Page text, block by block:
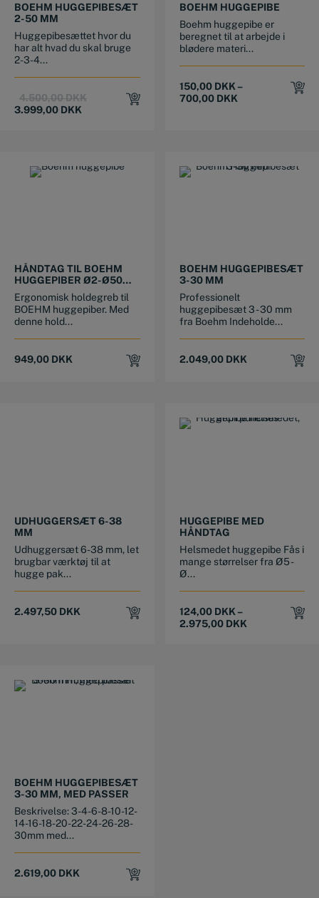
BOEHM HUGGEPIBESÆT
2-50 MM
Huggepibesættet hvor du
har alt hvad du skal bruge
2-3-4...
4.500,00DKKOriginal
3.999,00 DKK
Current
BOEHM HUGGEPIBE
Boehm huggepibe er
beregnet til at arbejde i
blødere materi...
150,00 DKK –
700,00 DKK
HÅNDTAG TIL BOEHM
HUGGEPIBER Ø2-Ø50
MM
Ergonomisk holdegreb til
BOEHM huggepiber. Med
denne hold...
949,00 DKK
BOEHM HUGGEPIBESÆT
3-30 MM
Professionelt
huggepibesæt 3 - 30 mm
fra Boehm Indeholde...
2.049,00 DKK
UDHUGGERSÆT 6-38
MM
Udhuggersæt 6-38 mm, let
brugbar værktøj til at
hugge pak...
2.497,50 DKK
HUGGEPIBE MED
HÅNDTAG
Helsmedet huggepibe Fås i
mange størrelser fra Ø5 -
Ø...
124,00 DKK –
2.975,00 DKK
BOEHM HUGGEPIBESÆT
3-30 MM, MED PASSER
Beskrivelse: 3-4-6-8-10-12-
14-16-18-20-22-24-26-28-
30mm med...
2.619,00 DKK